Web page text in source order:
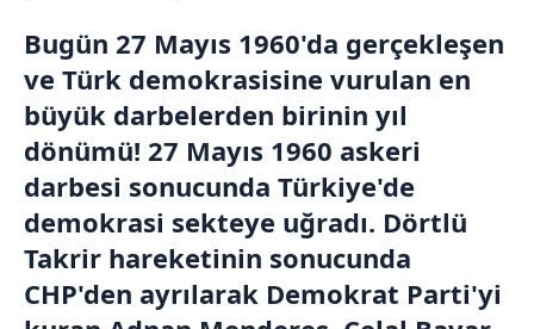
Bugün 27 Mayıs 1960'da gerçekleşen
ve Türk demokrasisine vurulan en
büyük darbelerden birinin yıl
dönümü! 27 Mayıs 1960 askeri
darbesi sonucunda Türkiye'de
demokrasi sekteye uğradı. Dörtlü
Takrir hareketinin sonucunda
CHP'den ayrılarak Demokrat Parti'yi